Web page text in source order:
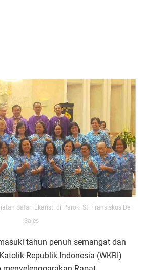
Safari Ekaristi di Paroki St. Fransiskus De
Sales
tahun penuh semangat dan
Republik Indonesia (WKRI)